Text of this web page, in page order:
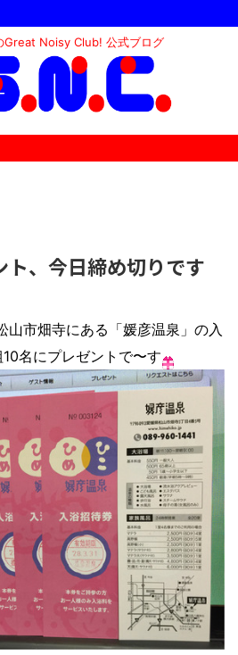
Great Noisy Club! 公式ブログ
、今日締め切りです
山市畑寺にある「媛彦温泉」の入
名にプレゼントで〜す